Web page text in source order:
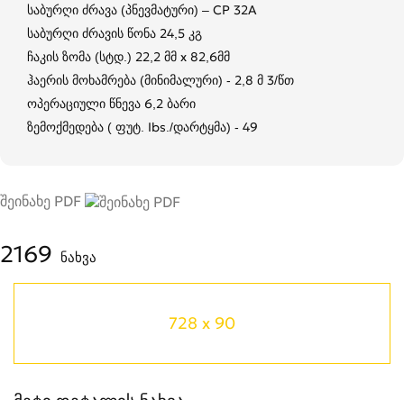
საბურღი ძრავა (პნევმატური) – CP 32A
საბურღი ძრავის წონა 24,5 კგ
ჩაკის ზომა (სტდ.) 22,2 მმ x 82,6მმ
ჰაერის მოხამრება (მინიმალური) - 2,8 მ 3/წთ
ოპერაციული წნევა 6,2 ბარი
ზემოქმედება ( ფუტ. Ibs./დარტყმა) - 49
შეინახე PDF
2169 ნახვა
728 x 90